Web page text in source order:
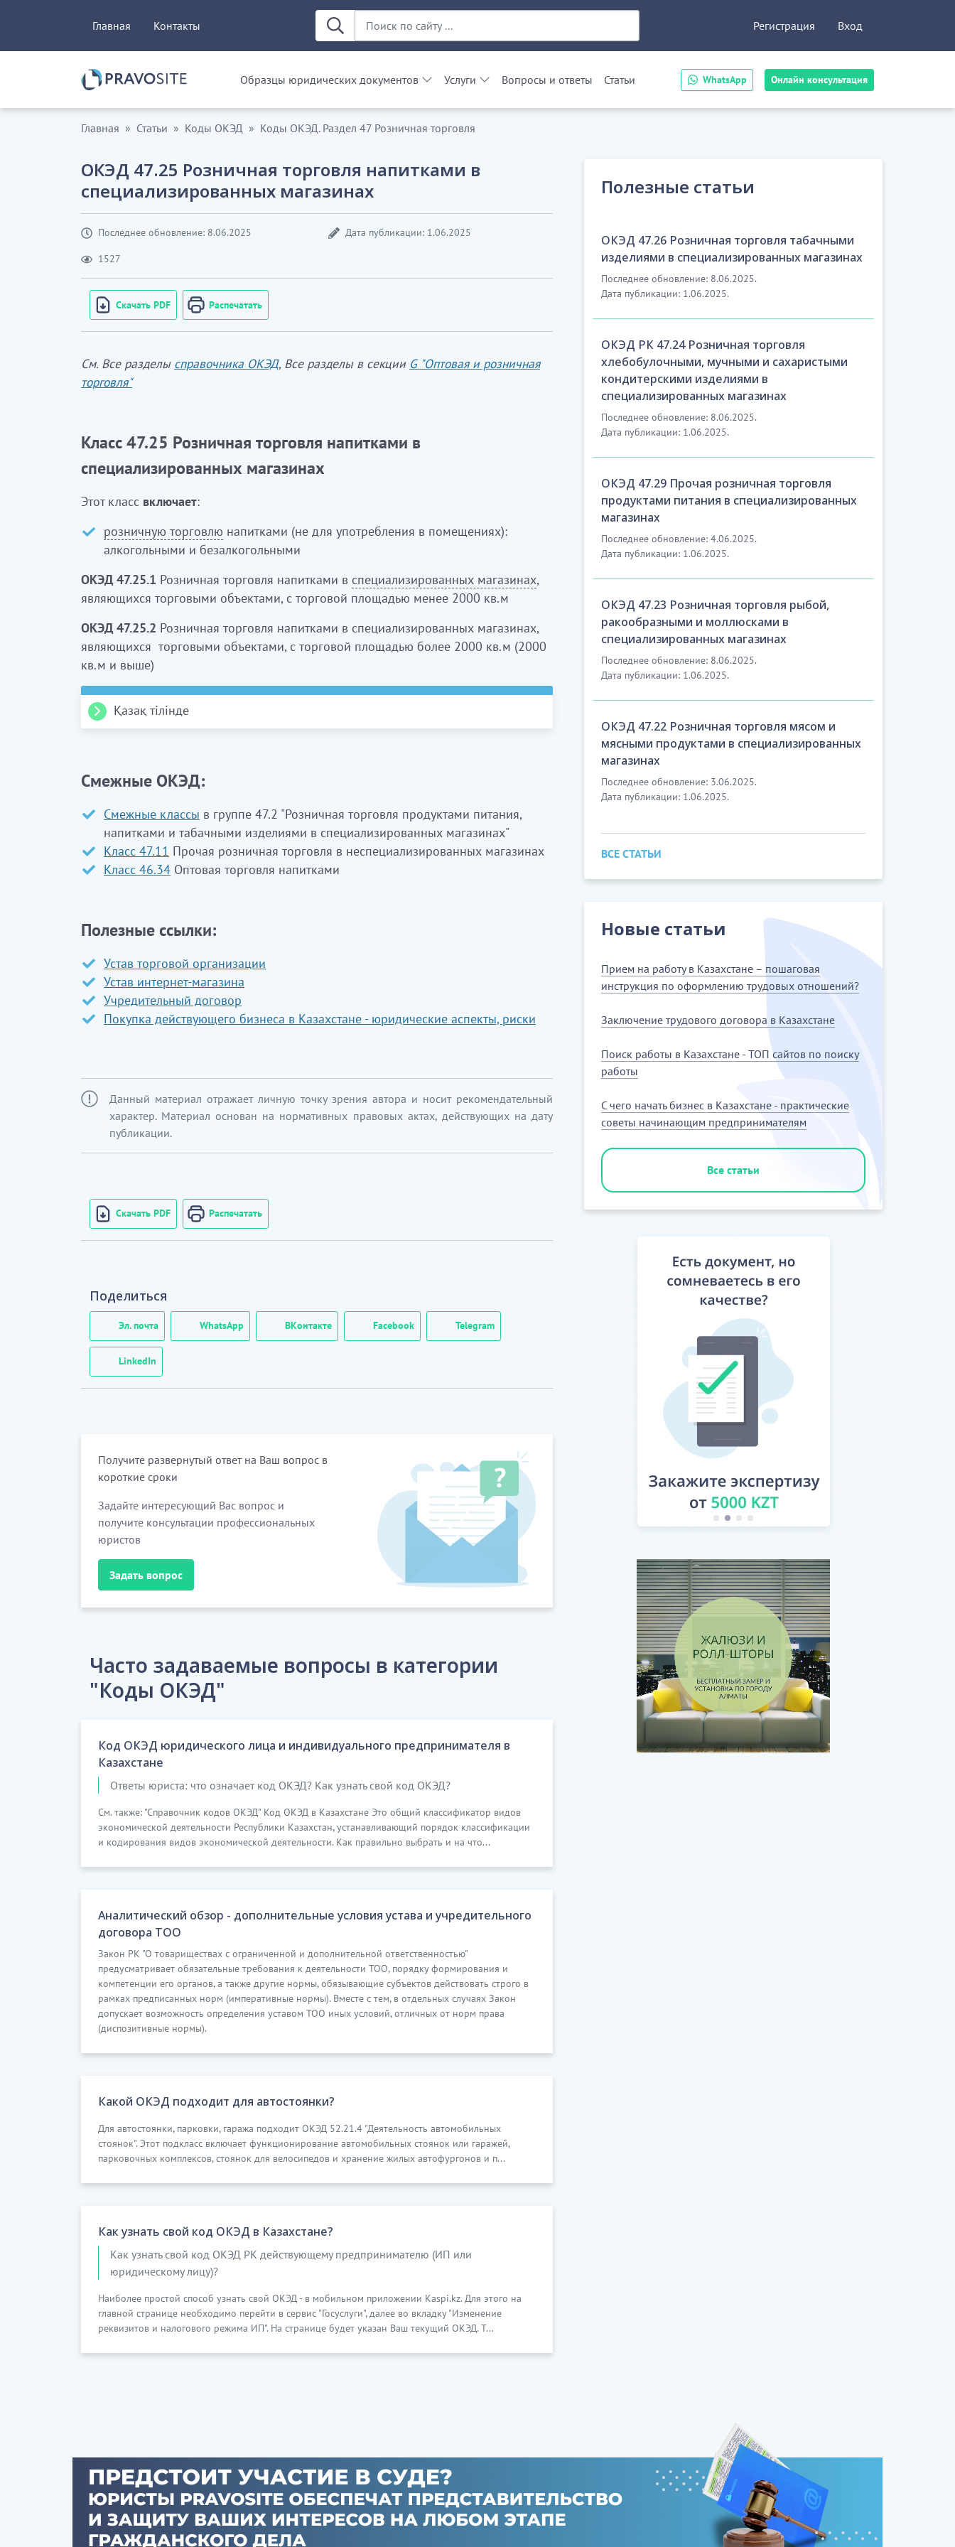
WhatsApp Онлайн консультация
Главная Контакты Регистрация Вход
Образцы юридических документов Услуги Вопросы и ответы Статьи
Главная Статьи Коды ОКЭД Коды ОКЭД. Раздел 47 Розничная торговля
ОКЭД 47.25 Розничная торговля напитками в
специализированных магазинах
Последнее обновление: 8.06.2025 Дата публикации: 1.06.2025
1527
Скачать PDF Распечатать
См. Все разделы справочника ОКЭД, Все разделы в секции G "Оптовая и розничная
торговля"
Класс 47.25 Розничная торговля напитками в
специализированных магазинах
Этот класс включает:
розничную торговлю напитками (не для употребления в помещениях):
алкогольными и безалкогольными
ОКЭД 47.25.1 Розничная торговля напитками в специализированных магазинах,
являющихся торговыми объектами, с торговой площадью менее 2000 кв.м
ОКЭД 47.25.2 Розничная торговля напитками в специализированных магазинах,
являющихся торговыми объектами, с торговой площадью более 2000 кв.м (2000
кв.м и выше)
Қазақ тілінде
алкогольді және алкогольсіз сусындарды бөлшек саудада сату (үй-
жайларда тұтыну үшін емес)кіреді
ЭҚЖЖ 47.25.1Сауда алаңы 2000 ш.м-ден кем сауда объектілері болып
ЭҚЖЖ 47.25.2Сауда алаңы 2000 ш.м-ден астам (2000 ш.м. және жоғары) сауда
бөлшек саудада сату
Смежные ОКЭД:
Смежные классы в группе 47.2 "Розничная торговля продуктами питания,
напитками и табачными изделиями в специализированных магазинах"
Класс 47.11 Прочая розничная торговля в неспециализированных магазинах
Класс 46.34 Оптовая торговля напитками
Полезные ссылки:
Устав торговой организации
Устав интернет-магазина
Учредительный договор
Покупка действующего бизнеса в Казахстане - юридические аспекты, риски
Данный материал отражает личную точку зрения автора и носит рекомендательный
характер. Материал основан на нормативных правовых актах, действующих на дату
публикации.
Скачать PDF Распечатать
Поделиться
Эл. почта WhatsApp ВКонтакте Facebook Telegram
LinkedIn
Получите развернутый ответ на Ваш вопрос в
короткие сроки
Задайте интересующий Вас вопрос и
получите консультации профессиональных
юристов
Задать вопрос
Часто задаваемые вопросы в категории
"Коды ОКЭД"
Код ОКЭД юридического лица и индивидуального предпринимателя в
Казахстане
Ответы юриста: что означает код ОКЭД? Как узнать свой код ОКЭД?
См. также: "Справочник кодов ОКЭД" Код ОКЭД в Казахстане Это общий классификатор видов
экономической деятельности Республики Казахстан, устанавливающий порядок классификации
и кодирования видов экономической деятельности. Как правильно выбрать и на что...
Аналитический обзор - дополнительные условия устава и учредительного
договора ТОО
Закон РК "О товариществах с ограниченной и дополнительной ответственностью"
предусматривает обязательные требования к деятельности ТОО, порядку формирования и
компетенции его органов, а также другие нормы, обязывающие субъектов действовать строго в
рамках предписанных норм (императивные нормы). Вместе с тем, в отдельных случаях Закон
допускает возможность определения уставом ТОО иных условий, отличных от норм права
(диспозитивные нормы).
Какой ОКЭД подходит для автостоянки?
Для автостоянки, парковки, гаража подходит ОКЭД 52.21.4 "Деятельность автомобильных
стоянок". Этот подкласс включает функционирование автомобильных стоянок или гаражей,
парковочных комплексов, стоянок для велосипедов и хранение жилых автофургонов и п...
Как узнать свой код ОКЭД в Казахстане?
Как узнать свой код ОКЭД РК действующему предпринимателю (ИП или
юридическому лицу)?
Наиболее простой способ узнать свой ОКЭД - в мобильном приложении Kaspi.kz. Для этого на
главной странице необходимо перейти в сервис "Госуслуги", далее во вкладку "Изменение
реквизитов и налогового режима ИП". На странице будет указан Ваш текущий ОКЭД. Т...
Полезные статьи
ОКЭД 47.26 Розничная торговля табачными
изделиями в специализированных магазинах
Последнее обновление: 8.06.2025.
Дата публикации: 1.06.2025.
ОКЭД РК 47.24 Розничная торговля
хлебобулочными, мучными и сахаристыми
кондитерскими изделиями в
специализированных магазинах
Последнее обновление: 8.06.2025.
Дата публикации: 1.06.2025.
ОКЭД 47.29 Прочая розничная торговля
продуктами питания в специализированных
магазинах
Последнее обновление: 4.06.2025.
Дата публикации: 1.06.2025.
ОКЭД 47.23 Розничная торговля рыбой,
ракообразными и моллюсками в
специализированных магазинах
Последнее обновление: 8.06.2025.
Дата публикации: 1.06.2025.
ОКЭД 47.22 Розничная торговля мясом и
мясными продуктами в специализированных
магазинах
Последнее обновление: 3.06.2025.
Дата публикации: 1.06.2025.
ВСЕ СТАТЬИ
Новые статьи
Прием на работу в Казахстане – пошаговая
инструкция по оформлению трудовых отношений?
Заключение трудового договора в Казахстане
Поиск работы в Казахстане - ТОП сайтов по поиску
работы
С чего начать бизнес в Казахстане - практические
советы начинающим предпринимателям
Все статьи